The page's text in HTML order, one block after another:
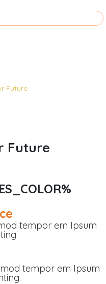
Future
Future
tempor em Ipsum
tempor em Ipsum